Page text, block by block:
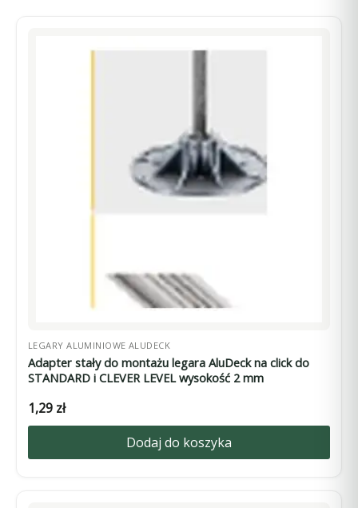
LEGARY ALUMINIOWE ALUDECK
Adapter stały do montażu legara AluDeck na click do
STANDARD i CLEVER LEVEL wysokość 2 mm
1,29 zł
Dodaj do koszyka